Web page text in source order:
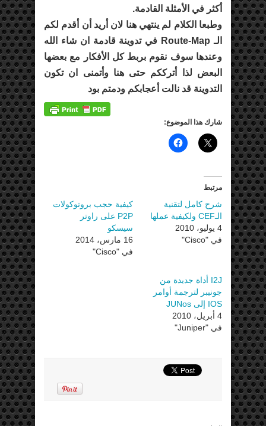
أكثر في الأمثلة القادمة.
وطبعا الكلام لم ينتهي هنا لان أريد أن أقدم لكم
الـ Route-Map في تدوينة قادمة ان شاء الله
وعندها سوف نقوم بربط كل الأفكار مع بعضها
البعض لذا أترككم حتى هنا وأتمنى ان تكون
التدوينة قد نالت أعجابكم ودمتم بود
شارك هذا الموضوع:
مرتبط
شرح كامل لتقنية
الـCEF ولكيفية عملها
4 يوليو، 2010
في "Cisco"
كيفية حجب بروتوكوﻻت
P2P على راوتر
سيسكو
16 مارس، 2014
في "Cisco"
I2J أداة جديدة من
جونيبر لترجمة أوامر
IOS إلى JUNos
4 أبريل، 2010
في "Juniper"